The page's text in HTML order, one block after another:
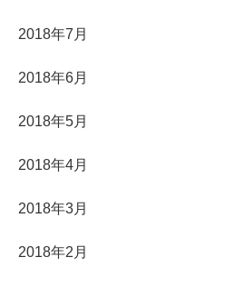
2018年7月
2018年6月
2018年5月
2018年4月
2018年3月
2018年2月